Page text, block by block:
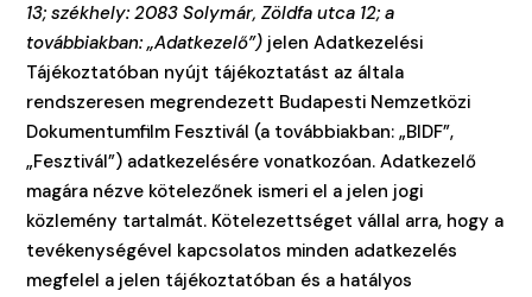
13; székhely: 2083 Solymár, Zöldfa utca 12; a
továbbiakban: „Adatkezelő”) jelen Adatkezelési
Tájékoztatóban nyújt tájékoztatást az általa
rendszeresen megrendezett Budapesti Nemzetközi
Dokumentumfilm Fesztivál (a továbbiakban: „BIDF”,
„Fesztivál”) adatkezelésére vonatkozóan. Adatkezelő
magára nézve kötelezőnek ismeri el a jelen jogi
közlemény tartalmát. Kötelezettséget vállal arra, hogy a
tevékenységével kapcsolatos minden adatkezelés
megfelel a jelen tájékoztatóban és a hatályos